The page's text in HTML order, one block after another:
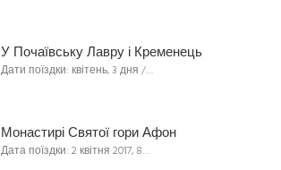
У Почаївську Лавру і Кременець
Дати поїздки: квітень, 3 дня /…
Монастирі Святої гори Афон
Дата поїздки: 2 квітня 2017, 8…